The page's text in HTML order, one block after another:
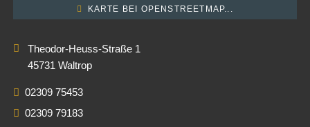
KARTE BEI OPENSTREETMAP...
Theodor-Heuss-Straße 1
45731 Waltrop
02309 75453
02309 79183